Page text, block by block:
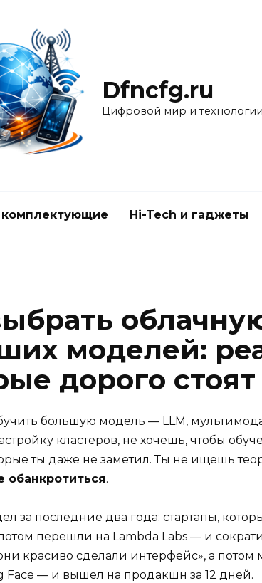
Dfncfg.ru
Цифровой мир и технологии
комплектующие Hi-Tech и гаджеты
моделей:
дорого стоят
большую модель — LLM,
кластеров, не хочешь, чтобы
ты даже не заметил. Ты не ищешь
обанкротиться.
за последние два года: стартапы,
перешли на Lambda Labs — и
красиво сделали интерфейс», а
Face — и вышел на продакшн за 12 дней.